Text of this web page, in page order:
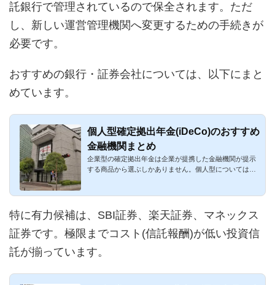
託銀行で管理されているので保全されます。ただ
し、新しい運営管理機関へ変更するための手続きが
必要です。
おすすめの銀行・証券会社については、以下にまと
めています。
個人型確定拠出年金(iDeCo)のおすすめ
金融機関まとめ
企業型の確定拠出年金は企業が提携した金融機関が提示
する商品から選ぶしかありません。個人型については、
特に有力候補は、SBI証券、楽天証券、マネックス
証券です。極限までコスト(信託報酬)が低い投資信
託が揃っています。